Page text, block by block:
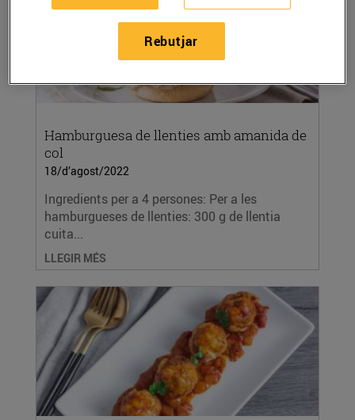
Hamburguesa de llenties amb amanida de
col
18/d’agost/2022
Ingredients per a 4 persones: Per a les
hamburgueses de llenties: 300 g de llentia
cuita...
LLEGIR MÉS
Rebutjar